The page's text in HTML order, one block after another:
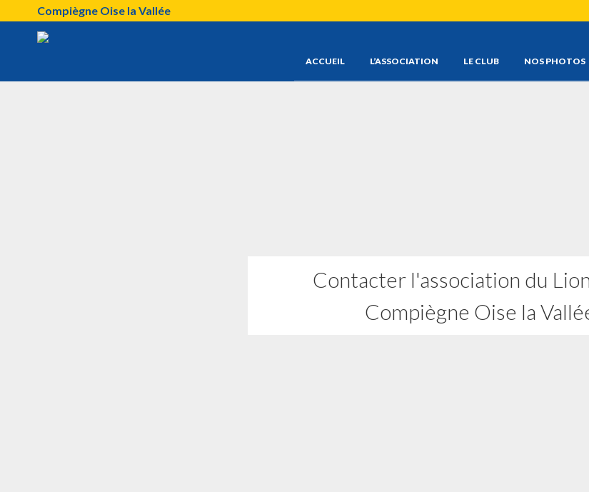
Compiègne Oise la Vallée
ACCUEIL L’ASSOCIATION LE CLUB NOS PHOTOS
Contacter l'association du
Compiègne Oise la